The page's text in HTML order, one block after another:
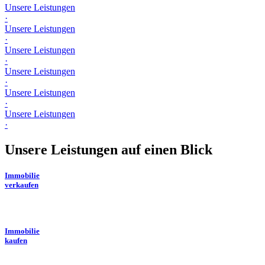
Unsere Leistungen
·
Unsere Leistungen
·
Unsere Leistungen
·
Unsere Leistungen
·
Unsere Leistungen
·
Unsere Leistungen
·
Unsere Leistungen auf einen Blick
Immobilie
verkaufen
Immobilie
kaufen